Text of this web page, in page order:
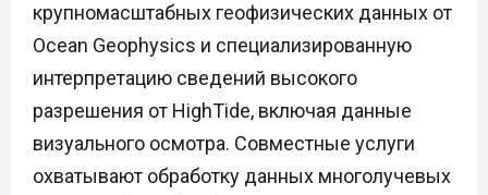
крупномасштабных геофизических данных от
Ocean Geophysics и специализированную
интерпретацию сведений высокого
разрешения от HighTide, включая данные
визуального осмотра. Совместные услуги
охватывают обработку данных многолучевых